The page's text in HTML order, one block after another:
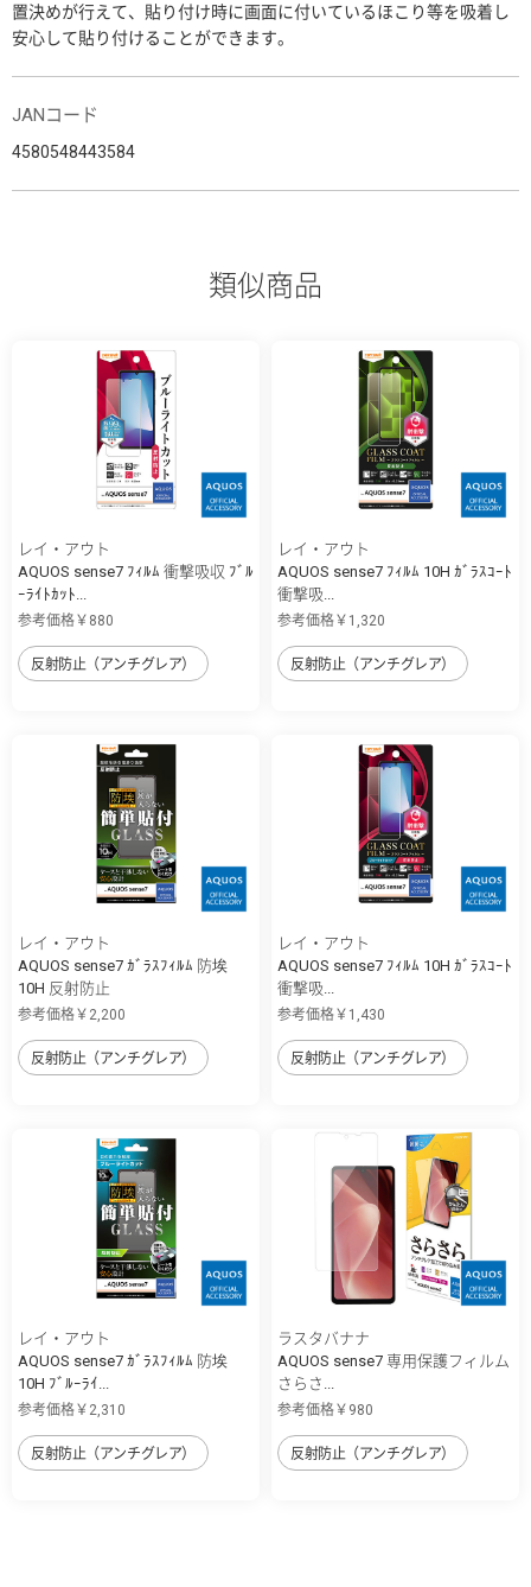
置決めが行えて、貼り付け時に画面に付いているほこり等を吸着し
安心して貼り付けることができます。
JANコード
4580548443584
類似商品
レイ・アウト
AQUOS sense7 ﾌｨﾙﾑ 衝撃吸収 ﾌﾞﾙ
ｰﾗｲﾄｶｯﾄ...
参考価格￥880
反射防止（アンチグレア）
レイ・アウト
AQUOS sense7 ﾌｨﾙﾑ 10H ｶﾞﾗｽｺｰﾄ
衝撃吸...
参考価格￥1,320
反射防止（アンチグレア）
レイ・アウト
AQUOS sense7 ｶﾞﾗｽﾌｨﾙﾑ 防埃
10H 反射防止
参考価格￥2,200
反射防止（アンチグレア）
レイ・アウト
AQUOS sense7 ﾌｨﾙﾑ 10H ｶﾞﾗｽｺｰﾄ
衝撃吸...
参考価格￥1,430
反射防止（アンチグレア）
レイ・アウト
AQUOS sense7 ｶﾞﾗｽﾌｨﾙﾑ 防埃
10H ﾌﾞﾙｰﾗｲ...
参考価格￥2,310
反射防止（アンチグレア）
ラスタバナナ
AQUOS sense7 専用保護フィルム
さらさ...
参考価格￥980
反射防止（アンチグレア）